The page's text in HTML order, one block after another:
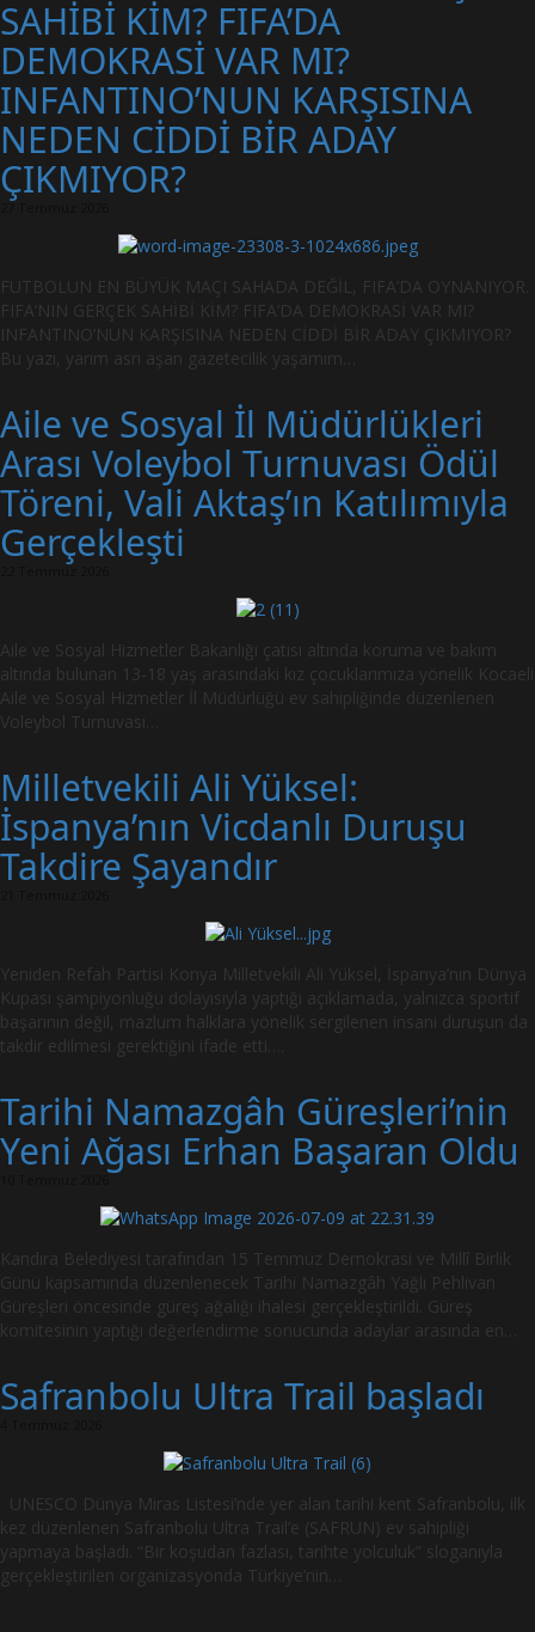
SAHİBİ KİM? FIFA’DA
DEMOKRASİ VAR MI?
INFANTINO’NUN KARŞISINA
NEDEN CİDDİ BİR ADAY
ÇIKMIYOR?
FUTBOLUN EN BÜYÜK MAÇI SAHADA DEĞİL, FIFA’DA OYNANIYOR.
FIFA’NIN GERÇEK SAHİBİ KİM? FIFA’DA DEMOKRASİ VAR MI?
INFANTINO’NUN KARŞISINA NEDEN CİDDİ BİR ADAY ÇIKMIYOR?
Bu yazı, yarım asrı aşan gazetecilik yaşamım…
Aile ve Sosyal İl Müdürlükleri
Arası Voleybol Turnuvası Ödül
Töreni, Vali Aktaş’ın Katılımıyla
Gerçekleşti
Aile ve Sosyal Hizmetler Bakanlığı çatısı altında koruma ve bakım
altında bulunan 13-18 yaş arasındaki kız çocuklarımıza yönelik Kocaeli
Aile ve Sosyal Hizmetler İl Müdürlüğü ev sahipliğinde düzenlenen
Voleybol Turnuvası…
Milletvekili Ali Yüksel:
İspanya’nın Vicdanlı Duruşu
Takdire Şayandır
Yeniden Refah Partisi Konya Milletvekili Ali Yüksel, İspanya’nın Dünya
Kupası şampiyonluğu dolayısıyla yaptığı açıklamada, yalnızca sportif
başarının değil, mazlum halklara yönelik sergilenen insani duruşun da
takdir edilmesi gerektiğini ifade etti….
Tarihi Namazgâh Güreşleri’nin
Yeni Ağası Erhan Başaran Oldu
Kandıra Belediyesi tarafından 15 Temmuz Demokrasi ve Millî Birlik
Günü kapsamında düzenlenecek Tarihi Namazgâh Yağlı Pehlivan
Güreşleri öncesinde güreş ağalığı ihalesi gerçekleştirildi. Güreş
komitesinin yaptığı değerlendirme sonucunda adaylar arasında en…
Safranbolu Ultra Trail başladı
UNESCO Dünya Miras Listesi’nde yer alan tarihi kent Safranbolu, ilk
kez düzenlenen Safranbolu Ultra Trail’e (SAFRUN) ev sahipliği
yapmaya başladı. “Bir koşudan fazlası, tarihte yolculuk” sloganıyla
gerçekleştirilen organizasyonda Türkiye’nin…